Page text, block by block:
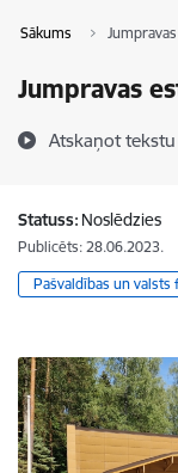
Sākums
Jumpravas
Atskaņot tekstu
Statuss: Noslēdzies
Publicēts: 28.06.2023.
Pašvaldības un